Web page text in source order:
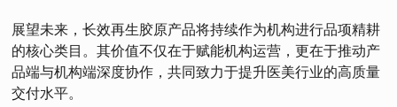
展望未来，长效再生胶原产品将持续作为机构进行品项精耕
的核心类目。其价值不仅在于赋能机构运营，更在于推动产
品端与机构端深度协作，共同致力于提升医美行业的高质量
交付水平。